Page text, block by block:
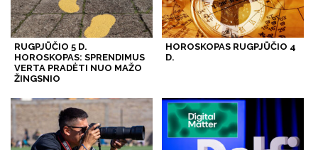
RUGPJŪČIO 5 D.
HOROSKOPAS: SPRENDIMUS
VERTA PRADĖTI NUO MAŽO
ŽINGSNIO
HOROSKOPAS RUGPJŪČIO 4
D.